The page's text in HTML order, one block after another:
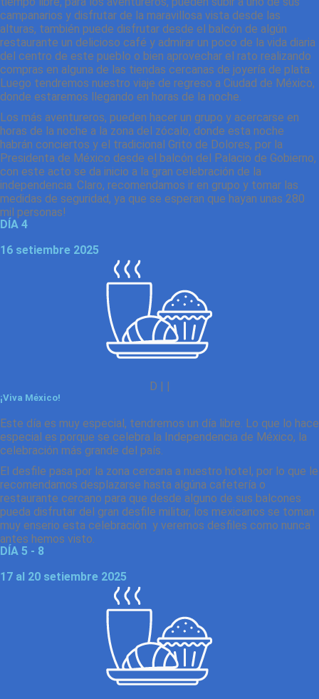
campanarios y disfrutar de la maravillosa vista desde las
alturas, también puede disfrutar desde el balcón de algún
restaurante un delicioso café y admirar un poco de la vida diaria
del centro de este pueblo o bien aprovechar el rato realizando
compras en alguna de las tiendas cercanas de joyería de plata.
Luego tendremos nuestro viaje de regreso a Ciudad de México,
donde estaremos llegando en horas de la noche.
Los más aventureros, pueden hacer un grupo y acercarse en
horas de la noche a la zona del zócalo, donde esta noche
habrán conciertos y el tradicional Grito de Dolores, por la
Presidenta de México desde el balcón del Palacio de Gobierno,
con este acto se da inicio a la gran celebración de la
independencia. Claro, recomendamos ir en grupo y tomar las
medidas de seguridad, ya que se esperan que hayan unas 280
mil personas!
DÍA 4
16 setiembre 2025
D | |
¡Viva México!
Este día es muy especial, tendremos un día libre. Lo que lo hace
especial es porque se celebra la Independencia de México, la
celebración más grande del país.
El desfile pasa por la zona cercana a nuestro hotel, por lo que le
recomendamos desplazarse hasta algúna cafetería o
restaurante cercano para que desde alguno de sus balcones
pueda disfrutar del gran desfile militar, los mexicanos se toman
muy enserio esta celebración y veremos desfiles como nunca
antes hemos visto.
DÍA 5 - 8
17 al 20 setiembre 2025